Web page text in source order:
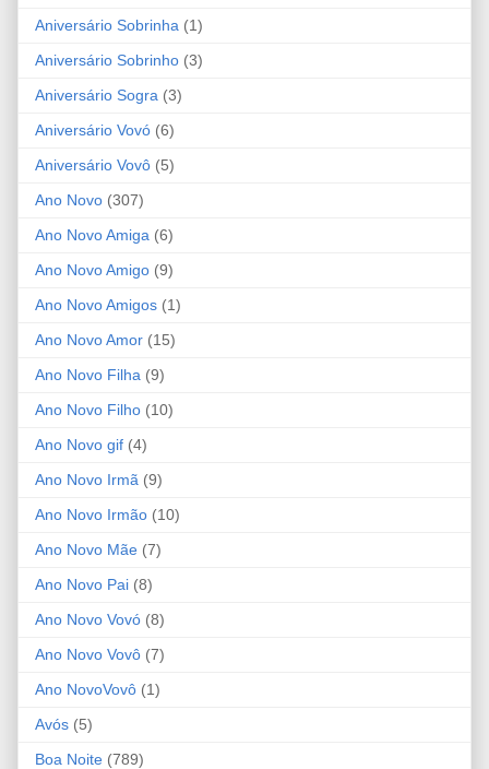
Aniversário Sobrinha (1)
Aniversário Sobrinho (3)
Aniversário Sogra (3)
Aniversário Vovó (6)
Aniversário Vovô (5)
Ano Novo (307)
Ano Novo Amiga (6)
Ano Novo Amigo (9)
Ano Novo Amigos (1)
Ano Novo Amor (15)
Ano Novo Filha (9)
Ano Novo Filho (10)
Ano Novo gif (4)
Ano Novo Irmã (9)
Ano Novo Irmão (10)
Ano Novo Mãe (7)
Ano Novo Pai (8)
Ano Novo Vovó (8)
Ano Novo Vovô (7)
Ano NovoVovô (1)
Avós (5)
Boa Noite (789)